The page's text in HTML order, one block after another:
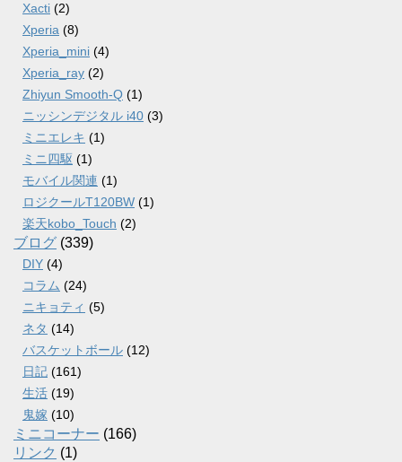
Xacti (2)
Xperia (8)
Xperia_mini (4)
Xperia_ray (2)
Zhiyun Smooth-Q (1)
ニッシンデジタル i40 (3)
ミニエレキ (1)
ミニ四駆 (1)
モバイル関連 (1)
ロジクールT120BW (1)
楽天kobo_Touch (2)
ブログ (339)
DIY (4)
コラム (24)
ニキョティ (5)
ネタ (14)
バスケットボール (12)
日記 (161)
生活 (19)
鬼嫁 (10)
ミニコーナー (166)
リンク (1)